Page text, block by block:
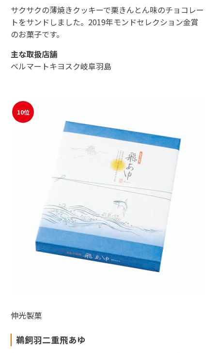
サクサクの薄焼きクッキーで栗きんとん味のチョコレー
トをサンドしました。2019年モンドセレクション金賞
のお菓子です。
主な取扱店舗
ベルマートキヨスク岐阜羽島
10位
伸光製菓
鵜飼羽二重飛あゆ